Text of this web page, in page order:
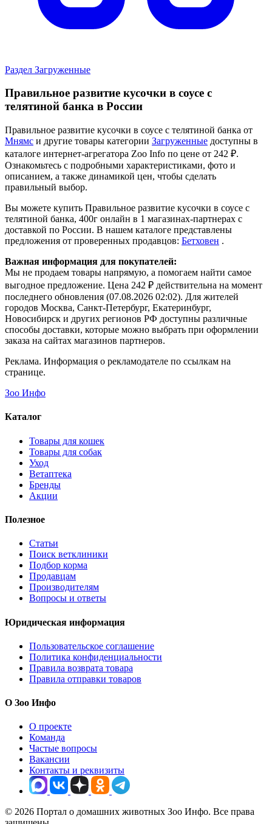
Раздел Загруженные
Правильное развитие кусочки в соусе с
телятиной банка в России
Правильное развитие кусочки в соусе с телятиной банка от
Мнямс и другие товары категории Загруженные доступны в
каталоге интернет-агрегатора Zoo Info по цене от 242 ₽.
Ознакомьтесь с подробными характеристиками, фото и
описанием, а также динамикой цен, чтобы сделать
правильный выбор.
Вы можете купить Правильное развитие кусочки в соусе с
телятиной банка, 400г онлайн в 1 магазинах-партнерах с
доставкой по России. В нашем каталоге представлены
предложения от проверенных продавцов: Бетховен .
Важная информация для покупателей:
Мы не продаем товары напрямую, а помогаем найти самое
выгодное предложение. Цена 242 ₽ действительна на момент
последнего обновления (07.08.2026 02:02). Для жителей
городов Москва, Санкт-Петербург, Екатеринбург,
Новосибирск и других регионов РФ доступны различные
способы доставки, которые можно выбрать при оформлении
заказа на сайтах магазинов партнеров.
Реклама. Информация о рекламодателе по ссылкам на
странице.
Зоо Инфо
Каталог
Товары для кошек
Товары для собак
Уход
Ветаптека
Бренды
Акции
Полезное
Статьи
Поиск ветклиники
Подбор корма
Продавцам
Производителям
Вопросы и ответы
Юридическая информация
Пользовательское соглашение
Политика конфиденциальности
Правила возврата товара
Правила отправки товаров
О Зоо Инфо
О проекте
Команда
Частые вопросы
Вакансии
Контакты и реквизиты
© 2026 Портал о домашних животных Зоо Инфо. Все права